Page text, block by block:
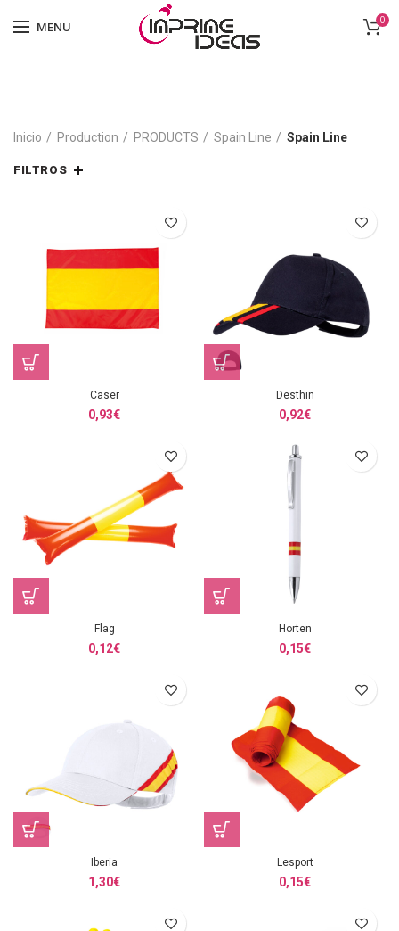
MENU 0
Inicio Production PRODUCTS Spain Line Spain Line
FILTROS
Caser
0,93€
Desthin
0,92€
Flag
0,12€
Horten
0,15€
Iberia
1,30€
Lesport
0,15€